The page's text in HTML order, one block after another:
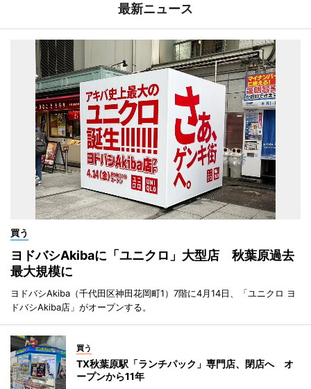
最新ニュース
買う
ヨドバシAkibaに「ユニクロ」大型店 秋葉原過去
最大規模に
ヨドバシAkiba（千代田区神田花岡町1）7階に4月14日、「ユニクロ ヨ
ドバシAkiba店」がオープンする。
買う
TX秋葉原駅「ランチパック」専門店、閉店へ オ
ープンから11年